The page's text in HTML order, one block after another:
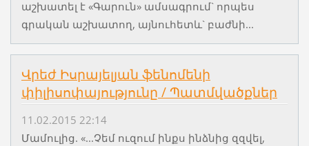
աշխատել է «Գարուն» ամսագրում` որպես
գրական աշխատող, այնուհետև` բաժնի...
Վրեժ Իսրայելյան ֆենոմենի
փիլիսոփայությունը / Պատմվածքներ
11.02.2015 22:14
Մամուլից. «...Չեմ ուզում ինքս ինձնից զզվել,